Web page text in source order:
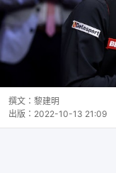
撰文： 黎建明
出版： 2022-10-13 21:09